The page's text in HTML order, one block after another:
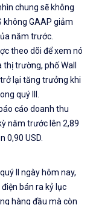
chung sẽ không
không GAAP giảm
năm trước.
theo dõi để xem nó
trường, phố Wall
lại tăng trưởng khi
quý III.
cáo doanh thu
năm trước lên 2,89
0,90 USD.
II ngày hôm nay,
bán ra kỷ lục
hàng đầu mà còn